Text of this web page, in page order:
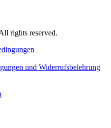
rights reserved.
und Widerrufsbelehrung